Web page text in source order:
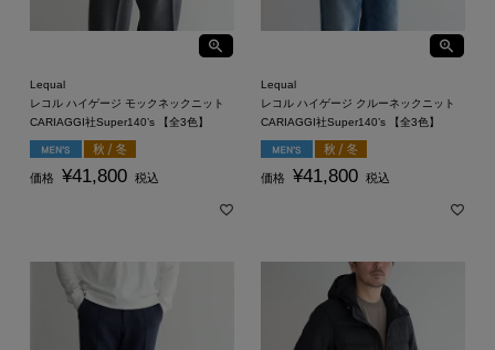
Lequal
レコル ハイゲージ モックネックニット
CARIAGGI社Super140’s 【全3色】
価格 ¥41,800 税込
Lequal
レコル ハイゲージ クルーネックニット
CARIAGGI社Super140’s 【全3色】
価格 ¥41,800 税込